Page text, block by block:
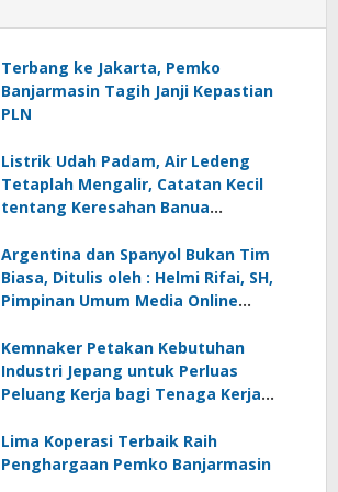
Terbang ke Jakarta, Pemko
Banjarmasin Tagih Janji Kepastian
PLN
Listrik Udah Padam, Air Ledeng
Tetaplah Mengalir, Catatan Kecil
tentang Keresahan Banua
Ancaman Lingkungan, Oleh : Helmi
Rifai, SH
Argentina dan Spanyol Bukan Tim
Biasa, Ditulis oleh : Helmi Rifai, SH,
Pimpinan Umum Media Online
Kemnaker Petakan Kebutuhan
Industri Jepang untuk Perluas
Peluang Kerja bagi Tenaga Kerja
Lima Koperasi Terbaik Raih
Penghargaan Pemko Banjarmasin